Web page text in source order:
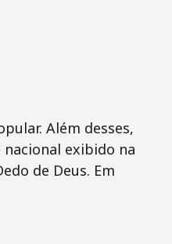
Além desses,
exibido na
de Deus. Em